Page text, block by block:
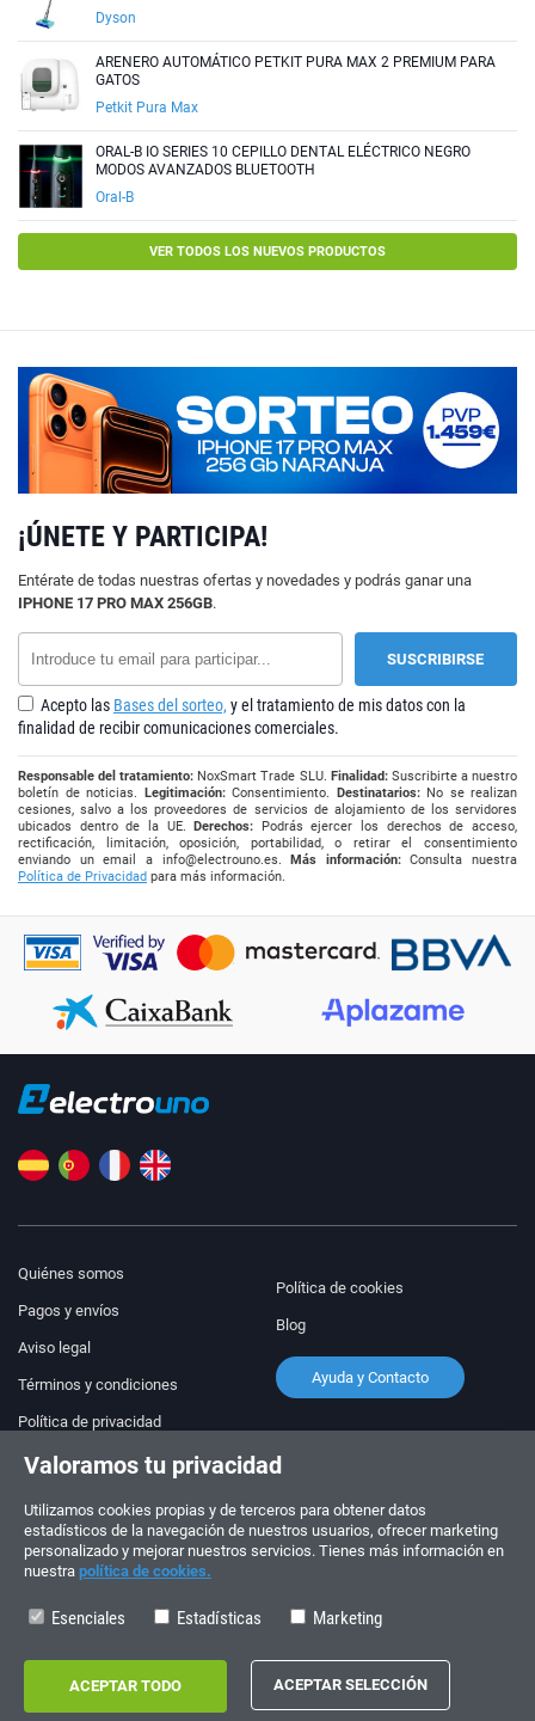
Dyson
ARENERO AUTOMÁTICO PETKIT PURA MAX 2 PREMIUM PARA
GATOS
Petkit Pura Max
ORAL-B IO SERIES 10 CEPILLO DENTAL ELÉCTRICO NEGRO
MODOS AVANZADOS BLUETOOTH
Oral-B
VER TODOS LOS NUEVOS PRODUCTOS
¡ÚNETE Y PARTICIPA!
Entérate de todas nuestras ofertas y novedades y podrás ganar una
IPHONE 17 PRO MAX 256GB.
Acepto las Bases del sorteo, y el tratamiento de mis datos con la
finalidad de recibir comunicaciones comerciales.
Responsable del tratamiento: NoxSmart Trade SLU. Finalidad:Suscribirte a nuestro
boletín de noticias. Legitimación:Consentimiento. Destinatarios:No se realizan
cesiones, salvo a los proveedores de servicios de alojamiento de los servidores
ubicados dentro de la UE.Derechos: Podrás ejercer los derechos de acceso,
rectificación, limitación, oposición, portabilidad, o retirar el consentimiento
enviando un email a info@electrouno.es.Más información:Consulta nuestra
Política de Privacidad para más información.
Quiénes somos
Pagos y envíos
Aviso legal
Términos y condiciones
Política de privacidad
Política de cookies
Blog
Ayuda y Contacto
PEDIDOS Y CONSULTAS
+34 910 600 459
+34 622 219 640
HORARIO DE VERANO
¡Síguenos!
Copyright © 2026 - electrouno.es, propiedad de NoxSmart Trade, SLU - CIF:
B88595210. Registro mercantil: Tomo: 40133, Folio: 172, Sección: 8, Hoja
Valoramos tu privacidad
Utilizamos cookies propias y de terceros para obtener datos
estadísticos de la navegación de nuestros usuarios, ofrecer marketing
personalizado y mejorar nuestros servicios. Tienes más información en
nuestra política de cookies.
Esenciales Estadísticas Marketing